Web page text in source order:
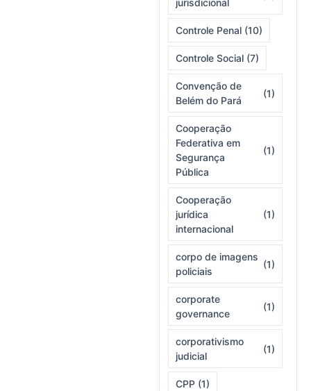
jurisdicional
Controle Penal (10)
Controle Social (7)
Convenção de
Belém do Pará
(1)
Cooperação
Federativa em
Segurança
Pública
(1)
Cooperação
jurídica
internacional
(1)
corpo de imagens
policiais
(1)
corporate
governance
(1)
corporativismo
judicial
(1)
CPP (1)